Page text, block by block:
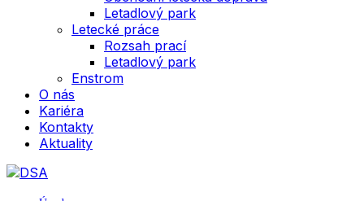
Letadlový park
Letecké práce
Rozsah prací
Letadlový park
Enstrom
O nás
Kariéra
Kontakty
Aktuality